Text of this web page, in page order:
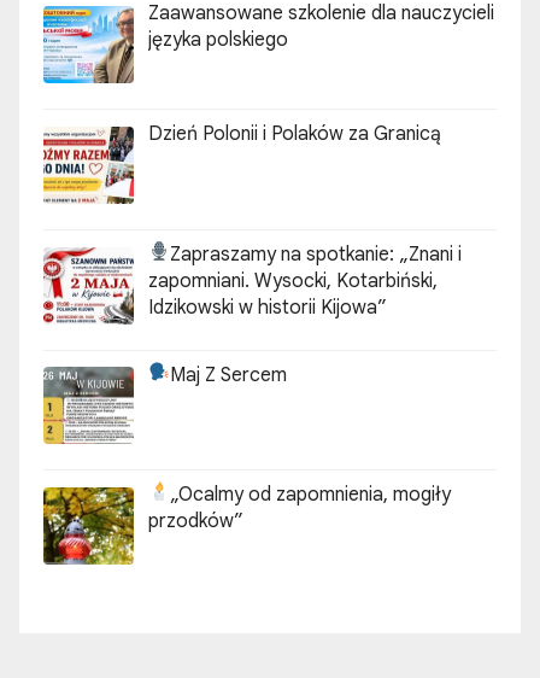
Zaawansowane szkolenie dla nauczycieli
języka polskiego
Dzień Polonii i Polaków za Granicą
Zapraszamy na spotkanie: „Znani i
zapomniani. Wysocki, Kotarbiński,
Idzikowski w historii Kijowa”
Maj Z Sercem
„Ocalmy od zapomnienia, mogiły
przodków”